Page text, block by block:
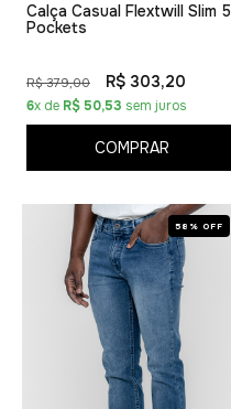
Calça Casual Flextwill Slim 5
Pockets
R$ 379,00 R$ 303,20
6x de R$ 50,53 sem juros
COMPRAR
58% OFF